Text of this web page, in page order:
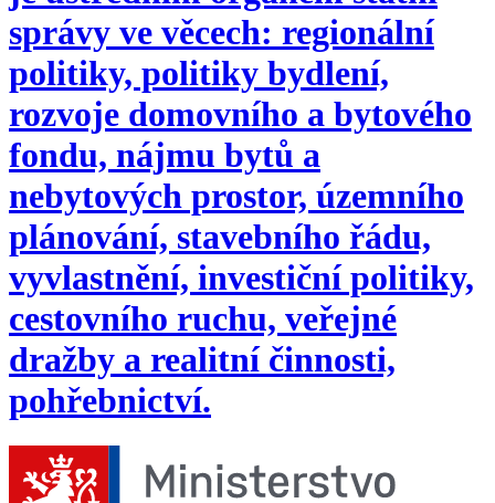
správy ve věcech: regionální
politiky, politiky bydlení,
rozvoje domovního a bytového
fondu, nájmu bytů a
nebytových prostor, územního
plánování, stavebního řádu,
vyvlastnění, investiční politiky,
cestovního ruchu, veřejné
dražby a realitní činnosti,
pohřebnictví.